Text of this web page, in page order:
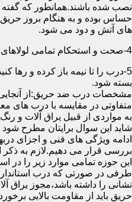
نصب شده باشند.همانطور که
حساس بوده و به هنگام بروز
های آتش و دود می شود.
4-صحت و استحکام تمامی لولاهای درب بررسی شود.
5-درب را تا نیمه باز کرده و رها
بسته شود.
مشخصات درب ضد حریق:از
متفاوتی در مقایسه با درب های
به مواردی از قبیل یراق آلات
شاید این سوال برایتان مطرح شود
ادامه ویژگی های فنی و اجزای
بررسی قرار می دهیم.لازم به ذکر
این حوزه تمامی موارد زیر را در
طرفی در صورتی که درب
نشانی را داشته باشد،مجوز
حریق باید از مقاومت بالایی